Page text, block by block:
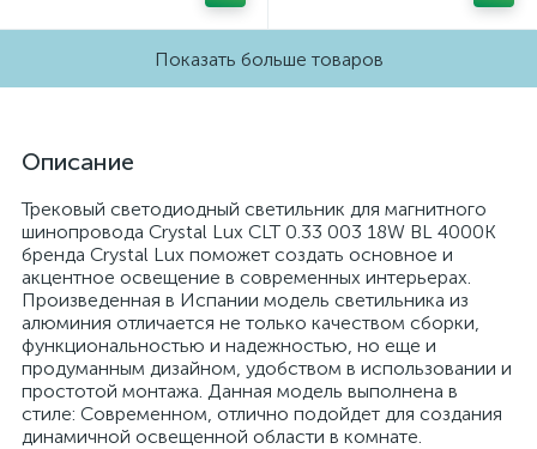
Показать больше товаров
Описание
Трековый светодиодный светильник для магнитного
шинопровода Crystal Lux CLT 0.33 003 18W BL 4000K
бренда Crystal Lux поможет создать основное и
акцентное освещение в современных интерьерах.
Произведенная в Испании модель светильника из
алюминия отличается не только качеством сборки,
функциональностью и надежностью, но еще и
продуманным дизайном, удобством в использовании и
простотой монтажа. Данная модель выполнена в
стиле: Современном, отлично подойдет для создания
динамичной освещенной области в комнате.